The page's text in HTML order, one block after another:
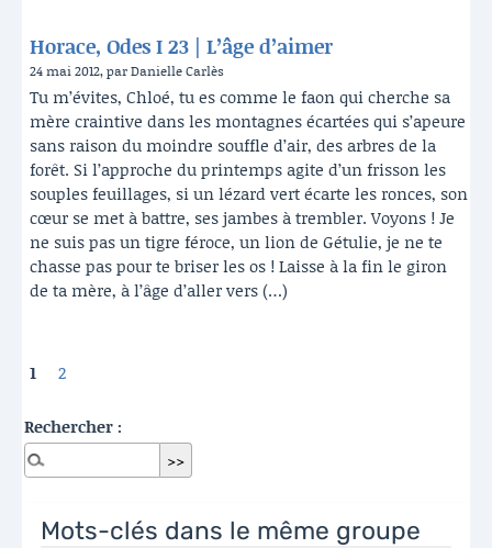
Horace, Odes I 23 | L’âge d’aimer
24 mai 2012, par Danielle Carlès
Tu m’évites, Chloé, tu es comme le faon qui cherche sa
mère craintive dans les montagnes écartées qui s’apeure
sans raison du moindre souffle d’air, des arbres de la
forêt. Si l’approche du printemps agite d’un frisson les
souples feuillages, si un lézard vert écarte les ronces, son
cœur se met à battre, ses jambes à trembler. Voyons ! Je
ne suis pas un tigre féroce, un lion de Gétulie, je ne te
chasse pas pour te briser les os ! Laisse à la fin le giron
de ta mère, à l’âge d’aller vers (…)
1 2
Rechercher :
Mots-clés dans le même groupe